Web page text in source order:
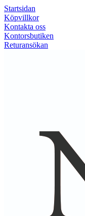
Startsidan
Köpvillkor
Kontakta oss
Kontorsbutiken
Returansökan